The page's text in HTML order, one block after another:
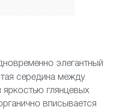
элегантный
середина между
глянцевых
вписывается